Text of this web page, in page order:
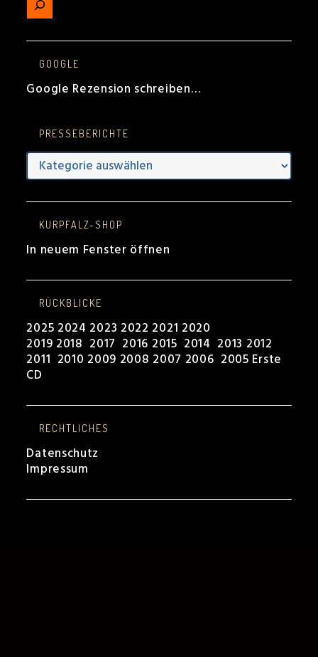
GOOGLE
Google Rezension schreiben…
PRESSEBERICHTE
Presseberichte
KURPFALZ-SHOP
In neuem Fenster öffnen
RÜCKBLICKE
2025 2024 2023 2022 2021 2020
2019 2018 2017 2016 2015 2014 2013 2012
2011 2010 2009 2008 2007 2006 2005 Erste
CD
RECHTLICHES
Datenschutz
Impressum